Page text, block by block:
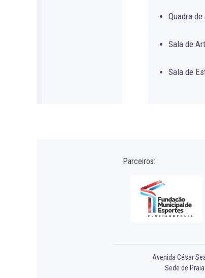
Quadra
Sala de
Sala de
Parceiros:
Avenida César
Sede de